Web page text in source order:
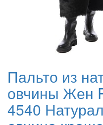
Пальто из
овчины Жен
4540